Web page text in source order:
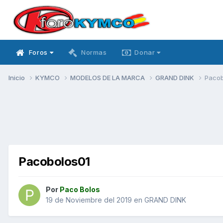
Foros Normas Donar
Inicio KYMCO MODELOS DE LA MARCA GRAND DINK
Pacobolos01
Por Paco Bolos
19 de Noviembre del 2019 en GRAND DINK